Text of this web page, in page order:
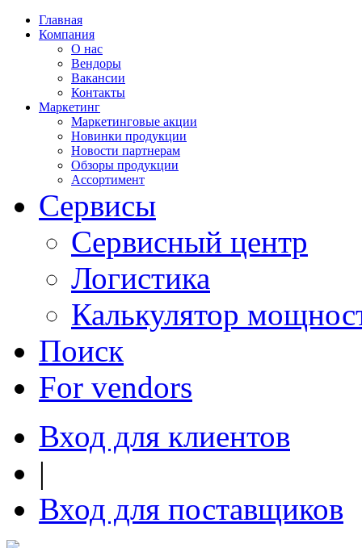
Главная
Компания
О нас
Вендоры
Вакансии
Контакты
Маркетинг
Маркетинговые акции
Новинки продукции
Новости партнерам
Обзоры продукции
Ассортимент
Сервисы
Сервисный центр
Логистика
Калькулятор
Поиск
For vendors
Вход для клиентов
|
Вход для поставщиков